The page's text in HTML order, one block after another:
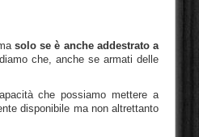
solo se è anche addestrato a
che, anche se armati delle
che possiamo mettere a
disponibile ma non altrettanto